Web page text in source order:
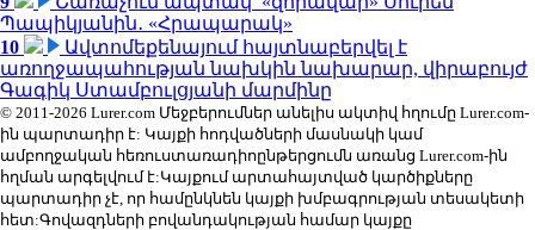
Պապիկյանին․ «Հրապարակ»
10
Ավտոմեքենայում հայտնաբերվել է
առողջապահության նախկին նախարար, վիրաբույժ
Գագիկ Ստամբուլցյանի մարմինը
© 2011-2026 Lurer.com Մեջբերումներ անելիս ակտիվ հղումը Lurer.com-
ին պարտադիր է: Կայքի հոդվածների մասնակի կամ
ամբողջական հեռուստառադիոընթերցումն առանց Lurer.com-ին
հղման արգելվում է:Կայքում արտահայտված կարծիքները
պարտադիր չէ, որ համընկնեն կայքի խմբագրության տեսակետի
հետ:Գովազդների բովանդակության համար կայքը